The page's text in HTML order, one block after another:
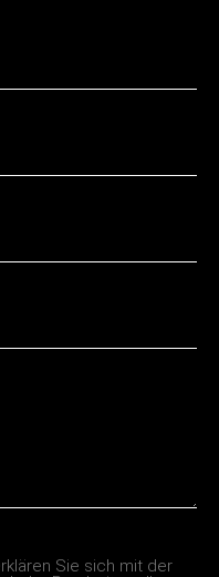
Sie sich mit der